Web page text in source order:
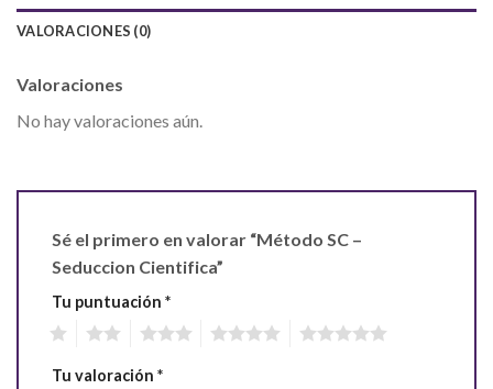
VALORACIONES (0)
Valoraciones
No hay valoraciones aún.
Sé el primero en valorar “Método SC –
Seduccion Cientifica”
Tu puntuación *
Tu valoración *